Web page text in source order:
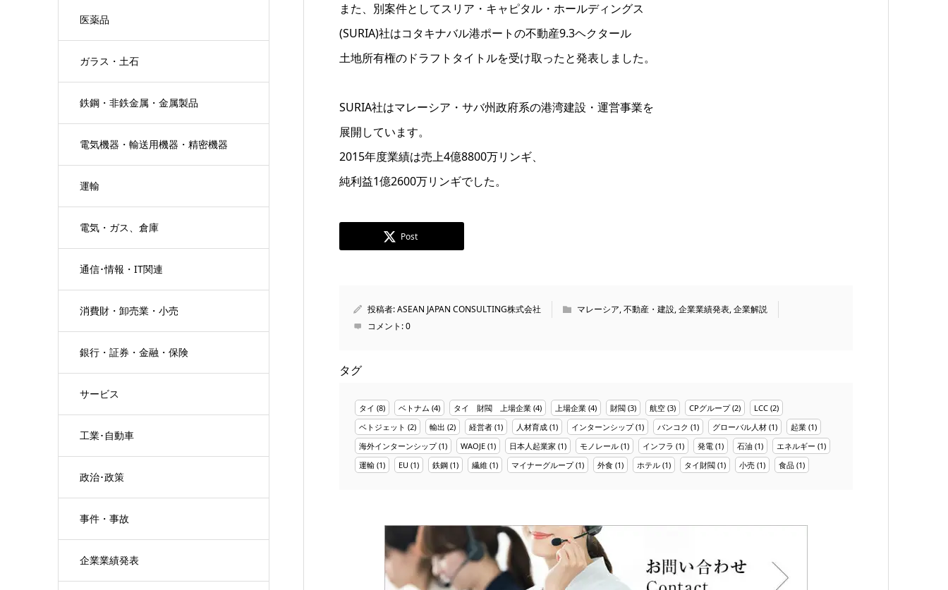
医薬品
ガラス・土石
鉄鋼・非鉄金属・金属製品
電気機器・輸送用機器・精密機器
運輸
電気・ガス、倉庫
通信･情報・IT関連
消費財・卸売業・小売
銀行・証券・金融・保険
サービス
工業･自動車
政治･政策
事件・事故
企業業績発表
また、別案件としてスリア・キャピタル・ホールディングス
(SURIA)社はコタキナバル港ポートの不動産9.3ヘクタール
土地所有権のドラフトタイトルを受け取ったと発表しました。
SURIA社はマレーシア・サバ州政府系の港湾建設・運営事業を
展開しています。
2015年度業績は売上4億8800万リンギ、
純利益1億2600万リンギでした。
Post
投稿者:ASEAN JAPAN CONSULTING株式会社 マレーシア,不動産・建設,企業業績発表,企業解説
コメント:0
タグ
タイ (8) ベトナム (4) タイ 財閥 上場企業 (4) 上場企業 (4) 財閥 (3) 航空 (3) CPグループ(2) LCC (2)
ベトジェット (2) 輸出 (2) 経営者 (1) 人材育成 (1) インターンシップ(1) バンコク (1) グローバル人材 (1) 起業 (1)
海外インターンシップ(1) WAOJE (1) 日本人起業家 (1) モノレール (1) インフラ (1) 発電 (1) 石油 (1) エネルギー (1)
運輸 (1) EU (1) 鉄鋼 (1) 繊維 (1) マイナーグループ(1) 外食 (1) ホテル (1) タイ財閥 (1) 小売 (1) 食品 (1)